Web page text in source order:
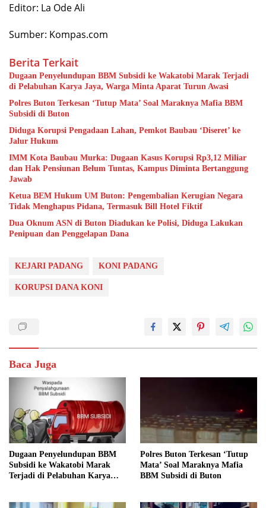
Editor: La Ode Ali
Sumber: Kompas.com
Berita Terkait
Dugaan Penyelundupan BBM Subsidi ke Wakatobi Marak Terjadi
di Pelabuhan Karya Jaya, Warga Minta Aparat Turun Awasi
Polres Buton Terkesan ‘Tutup Mata’ Soal Maraknya Mafia BBM
Subsidi di Buton
Diduga Korupsi Pengadaan Lahan, Pemkot Baubau ‘Diseret’ ke
Jalur Hukum
IMM Kota Baubau Murka: Dugaan Kasus Korupsi Rp3,12 Miliar
dan Hak Pensiunan Belum Tuntas, Kampus Diminta Bertanggung
Jawab
Ketua BEM Hukum UM Buton: Pengembalian Kerugian Negara
Tidak Menghapus Pidana, Termasuk Bill Hotel Fiktif
Dua Oknum ASN di Buton Diadukan ke Polisi, Diduga Lakukan
Penipuan dan Penggelapan Dana
KEJARI PADANG KONI PADANG
KORUPSI DANA KONI
Baca Juga
Dugaan Penyelundupan BBM
Subsidi ke Wakatobi Marak
Terjadi di Pelabuhan Karya
Polres Buton Terkesan ‘Tutup
Mata’ Soal Maraknya Mafia
BBM Subsidi di Buton